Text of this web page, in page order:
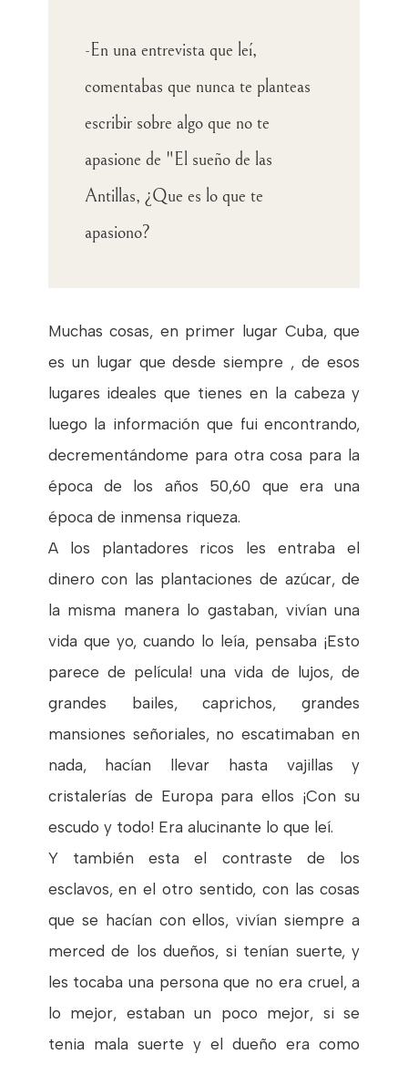
-En una entrevista que leí,
comentabas que nunca te planteas
escribir sobre algo que no te
apasione de "El sueño de las
Antillas, ¿Que es lo que te
apasiono?
Muchas cosas, en primer lugar Cuba, que
es un lugar que desde siempre , de esos
lugares ideales que tienes en la cabeza y
luego la información que fui encontrando,
decrementándome para otra cosa para la
época de los años 50,60 que era una
época de inmensa riqueza.
A los plantadores ricos les entraba el
dinero con las plantaciones de azúcar, de
la misma manera lo gastaban, vivían una
vida que yo, cuando lo leía, pensaba ¡Esto
parece de película! una vida de lujos, de
grandes bailes, caprichos, grandes
mansiones señoriales, no escatimaban en
nada, hacían llevar hasta vajillas y
cristalerías de Europa para ellos ¡Con su
escudo y todo! Era alucinante lo que leí.
Y también esta el contraste de los
esclavos, en el otro sentido, con las cosas
que se hacían con ellos, vivían siempre a
merced de los dueños, si tenían suerte, y
les tocaba una persona que no era cruel, a
lo mejor, estaban un poco mejor, si se
tenia mala suerte y el dueño era como